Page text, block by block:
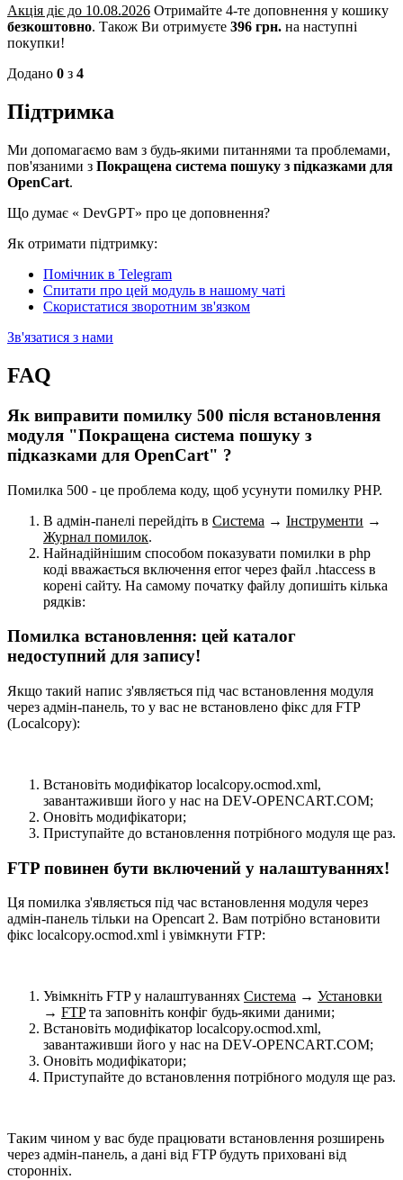
Акція діє до 10.08.2026 Отримайте 4-те доповнення у кошику
безкоштовно. Також Ви отримуєте 396 грн. на наступні
покупки!
Додано 0 з 4
Підтримка
Ми допомагаємо вам з будь-якими питаннями та проблемами,
пов'язаними з Покращена система пошуку з підказками для
OpenCart.
Що думає « DevGPT» про це доповнення?
Як отримати підтримку:
Помічник в Telegram
Спитати про цей модуль в нашому чаті
Скористатися зворотним зв'язком
Зв'язатися з нами
FAQ
Як виправити помилку 500 після встановлення
модуля "Покращена система пошуку з
підказками для OpenCart" ?
Помилка 500 - це проблема коду, щоб усунути помилку PHP.
В адмін-панелі перейдіть в Система → Інструменти →
Журнал помилок.
Найнадійнішим способом показувати помилки в php
коді вважається включення error через файл .htaccess в
корені сайту. На самому початку файлу допишіть кілька
рядків:
Помилка встановлення: цей каталог
недоступний для запису!
Якщо такий напис з'являється під час встановлення модуля
через адмін-панель, то у вас не встановлено фікс для FTP
(Localcopy):
Встановіть модифікатор localcopy.ocmod.xml,
завантаживши його у нас на DEV-OPENCART.COM;
Оновіть модифікатори;
Приступайте до встановлення потрібного модуля ще раз.
FTP повинен бути включений у налаштуваннях!
Ця помилка з'являється під час встановлення модуля через
адмін-панель тільки на Opencart 2. Вам потрібно встановити
фікс localcopy.ocmod.xml і увімкнути FTP:
Увімкніть FTP у налаштуваннях Система → Установки
→ FTPта заповніть конфіг будь-якими даними;
Встановіть модифікатор localcopy.ocmod.xml,
завантаживши його у нас на DEV-OPENCART.COM;
Оновіть модифікатори;
Приступайте до встановлення потрібного модуля ще раз.
Таким чином у вас буде працювати встановлення розширень
через адмін-панель, а дані від FTP будуть приховані від
сторонніх.